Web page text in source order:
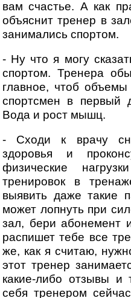
вам счастье. А как
объяснит тренер в
занимались спортом.
- Ну что я могу
спортом. Тренера
главное, чтоб
спортсмен в первый
Вода и рост мышц.
- Сходи к врачу
здоровья и
физические
тренировок в
выявить даже такие
может лопнуть при
зал, бери абонемент
распишет тебе все
же, как я считаю,
этот тренер
какие-либо отзывы и
себя тренером